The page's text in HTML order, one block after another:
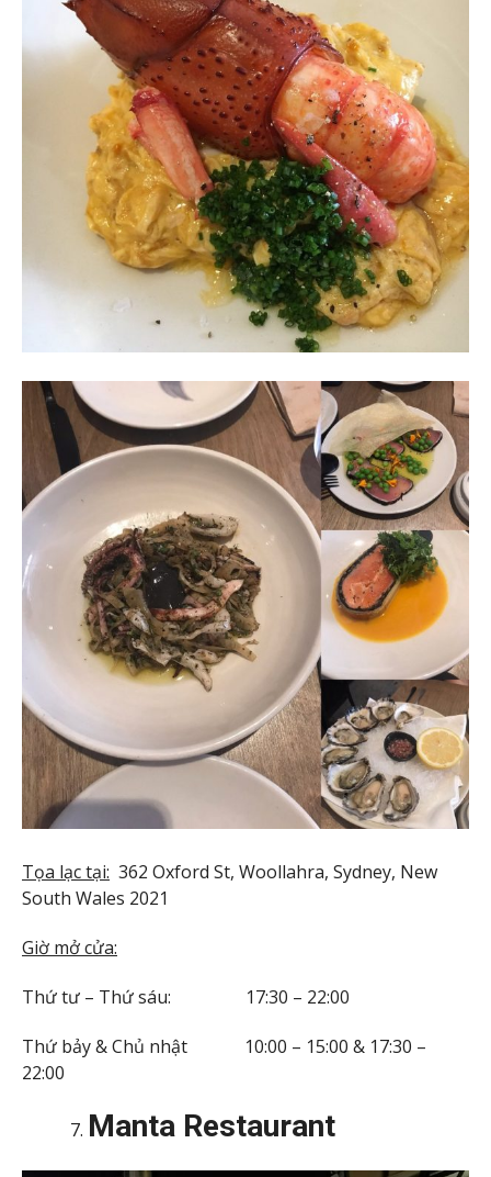
Tọa lạc tại: 362 Oxford St, Woollahra, Sydney, New
South Wales 2021
Giờ mở cửa:
Thứ tư – Thứ sáu: 17:30 – 22:00
Thứ bảy & Chủ nhật 10:00 – 15:00 & 17:30 –
22:00
Manta Restaurant